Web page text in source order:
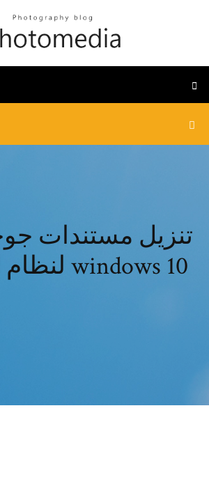
تنزيل مستندات
لنظام التشغيل windows 10